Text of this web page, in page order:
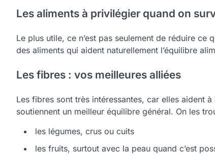
Les aliments à privilégier quand on
Le plus utile, ce n’est pas seulement de réduire ce
des aliments qui aident naturellement l’équilibre
Les fibres : vos meilleures alliées
Les fibres sont très intéressantes, car elles aident
soutiennent un meilleur équilibre général. On les
les légumes, crus ou cuits
les fruits, surtout avec la peau quand c’est